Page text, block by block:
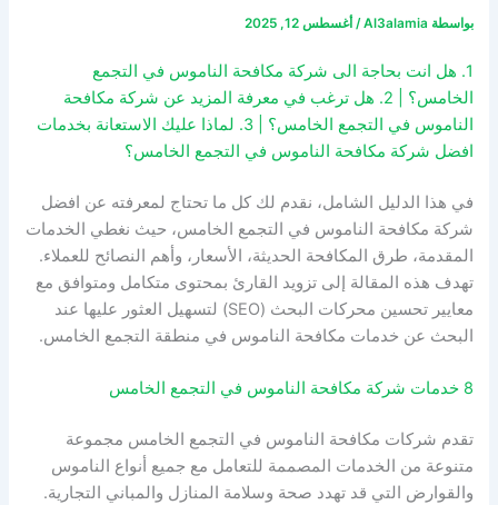
بواسطة Al3alamia
/ أغسطس 12, 2025
1. هل انت بحاجة الى شركة مكافحة الناموس في التجمع
الخامس؟ | 2. هل ترغب في معرفة المزيد عن شركة مكافحة
الناموس في التجمع الخامس؟ | 3. لماذا عليك الاستعانة بخدمات
افضل شركة مكافحة الناموس في التجمع الخامس؟
في هذا الدليل الشامل، نقدم لك كل ما تحتاج لمعرفته عن افضل
شركة مكافحة الناموس في التجمع الخامس، حيث نغطي الخدمات
المقدمة، طرق المكافحة الحديثة، الأسعار، وأهم النصائح للعملاء.
تهدف هذه المقالة إلى تزويد القارئ بمحتوى متكامل ومتوافق مع
معايير تحسين محركات البحث (SEO) لتسهيل العثور عليها عند
البحث عن خدمات مكافحة الناموس في منطقة التجمع الخامس.
8 خدمات شركة مكافحة الناموس في التجمع الخامس
تقدم شركات مكافحة الناموس في التجمع الخامس مجموعة
متنوعة من الخدمات المصممة للتعامل مع جميع أنواع الناموس
والقوارض التي قد تهدد صحة وسلامة المنازل والمباني التجارية.